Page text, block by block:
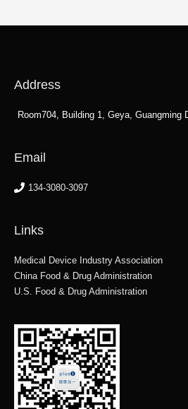
Address
Room704, Building 1, Geya, Guangming
Email
134-3080-3097
Links
Medical Device Industry Association
China Food & Drug Administration
U.S. Food & Drug Administration